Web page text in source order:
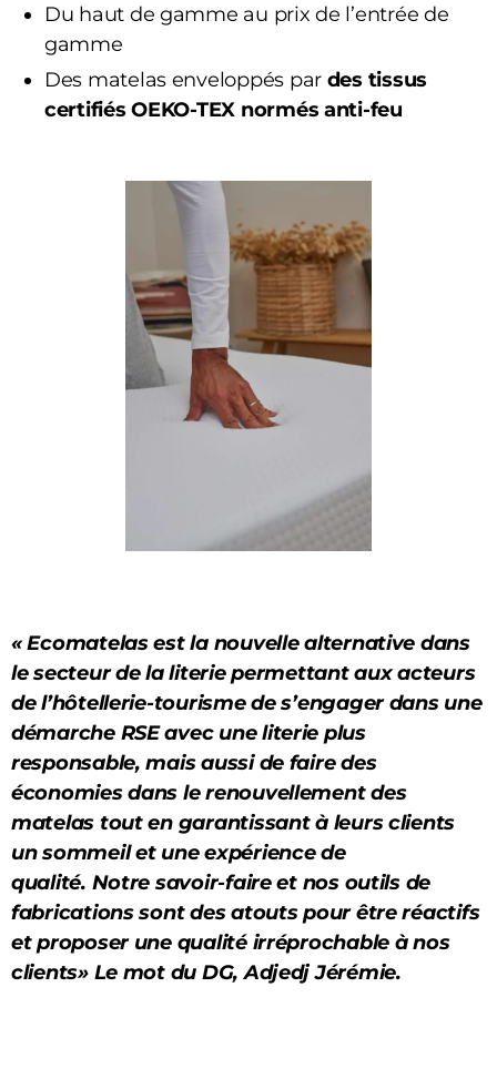
Du haut de gamme au prix de l’entrée de
gamme
Des matelas enveloppés par des tissus
certifiés OEKO-TEX normés anti-feu
« Ecomatelas est la nouvelle alternative dans
le secteur de la literie permettant aux acteurs
de l’hôtellerie-tourisme de s’engager dans une
démarche RSE avec une literie plus
responsable, mais aussi de faire des
économies dans le renouvellement des
matelas tout en garantissant à leurs clients
un sommeil et une expérience de
qualité. Notre savoir-faire et nos outils de
fabrications sont des atouts pour être réactifs
et proposer une qualité irréprochable à nos
clients» Le mot du DG, Adjedj Jérémie.